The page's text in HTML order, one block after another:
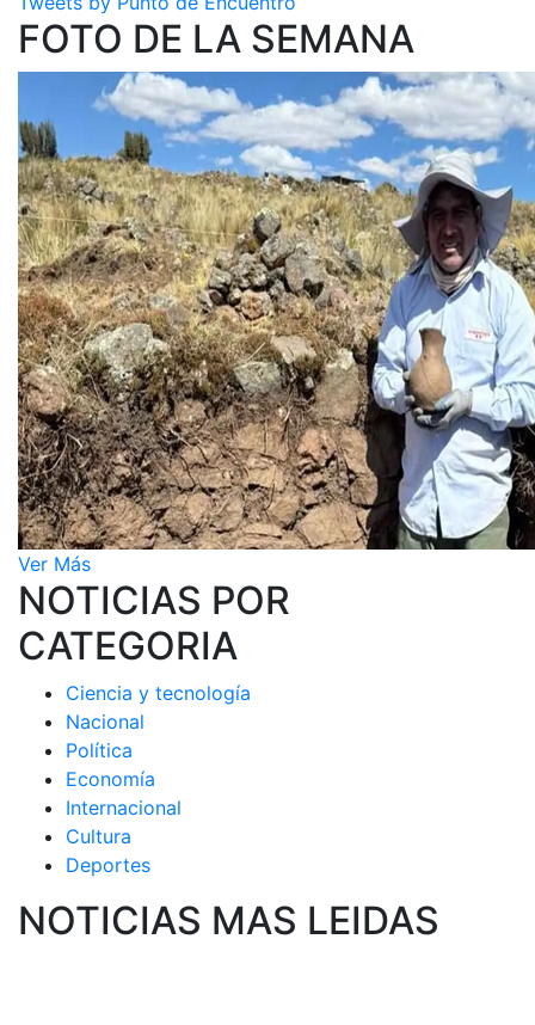
FOTO DE LA SEMANA
Ver Más
NOTICIAS POR
CATEGORIA
Ciencia y tecnología
Nacional
Política
Economía
Internacional
Cultura
Deportes
NOTICIAS MAS LEIDAS